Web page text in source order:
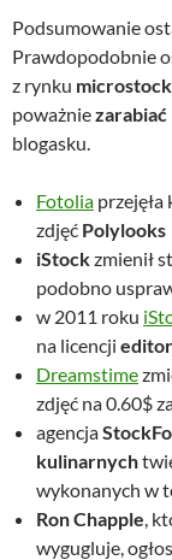
Podsumowanie
Prawdopodobnie
z rynku microstock
poważnie
blogasku.
Fotolia
zdjęć Polylooks
iStockzmienił
podobno
w 2011 roku
na licencji
Dreamstime
zdjęć na 0.60$
agencja
kulinarnych
wykonanych w
Ron Chapple,
wygugluje,